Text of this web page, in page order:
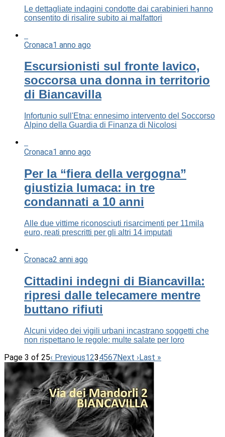
Le dettagliate indagini condotte dai carabinieri hanno
consentito di risalire subito ai malfattori
Cronaca1 anno ago
Escursionisti sul fronte lavico,
soccorsa una donna in territorio
di Biancavilla
Infortunio sull'Etna: ennesimo intervento del Soccorso
Alpino della Guardia di Finanza di Nicolosi
Cronaca1 anno ago
Per la “fiera della vergogna”
giustizia lumaca: in tre
condannati a 10 anni
Alle due vittime riconosciuti risarcimenti per 11mila
euro, reati prescritti per gli altri 14 imputati
Cronaca2 anni ago
Cittadini indegni di Biancavilla:
ripresi dalle telecamere mentre
buttano rifiuti
Alcuni video dei vigili urbani incastrano soggetti che
non rispettano le regole: multe salate per loro
Page 3 of 25‹ Previous1234567Next ›Last »